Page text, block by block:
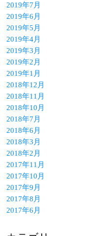
2019年7月
2019年6月
2019年5月
2019年4月
2019年3月
2019年2月
2019年1月
2018年12月
2018年11月
2018年10月
2018年7月
2018年6月
2018年3月
2018年2月
2017年11月
2017年10月
2017年9月
2017年8月
2017年6月